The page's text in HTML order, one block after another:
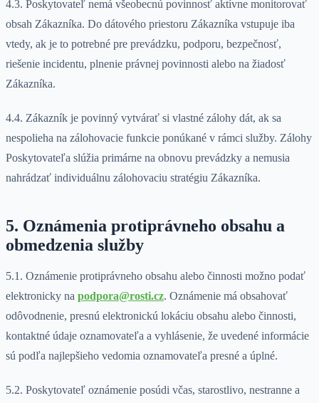
4.3. Poskytovateľ nemá všeobecnú povinnosť aktívne monitorovať
obsah Zákazníka. Do dátového priestoru Zákazníka vstupuje iba
vtedy, ak je to potrebné pre prevádzku, podporu, bezpečnosť,
riešenie incidentu, plnenie právnej povinnosti alebo na žiadosť
Zákazníka.
4.4. Zákazník je povinný vytvárať si vlastné zálohy dát, ak sa
nespolieha na zálohovacie funkcie ponúkané v rámci služby. Zálohy
Poskytovateľa slúžia primárne na obnovu prevádzky a nemusia
nahrádzať individuálnu zálohovaciu stratégiu Zákazníka.
5. Oznámenia protiprávneho obsahu a
obmedzenia služby
5.1. Oznámenie protiprávneho obsahu alebo činnosti možno podať
elektronicky na podpora@rosti.cz. Oznámenie má obsahovať
odôvodnenie, presnú elektronickú lokáciu obsahu alebo činnosti,
kontaktné údaje oznamovateľa a vyhlásenie, že uvedené informácie
sú podľa najlepšieho vedomia oznamovateľa presné a úplné.
5.2. Poskytovateľ oznámenie posúdi včas, starostlivo, nestranne a